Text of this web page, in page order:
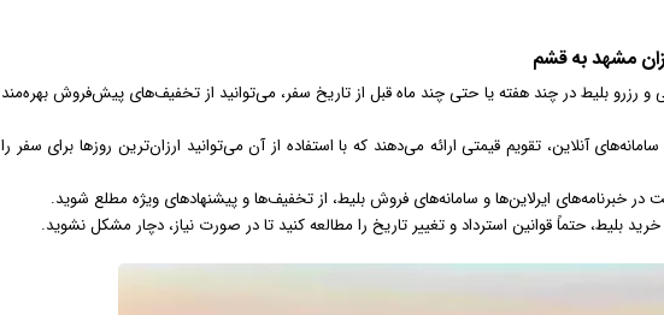
مشهد به قشم
و رزرو بلیط در چند هفته یا حتی چند ماه قبل از تاریخ سفر، می‌توانید از تخفیف‌های پیش‌فروش بهره‌مند
آنلاین، تقویم قیمتی ارائه می‌دهند که با استفاده از آن می‌توانید ارزان‌ترین روزها برای سفر را
در خبرنامه‌های ایرلاین‌ها و سامانه‌های فروش بلیط، از تخفیف‌ها و پیشنهادهای ویژه مطلع شوید.
خرید بلیط، حتماً قوانین استرداد و تغییر تاریخ را مطالعه کنید تا در صورت نیاز، دچار مشکل نشوید.